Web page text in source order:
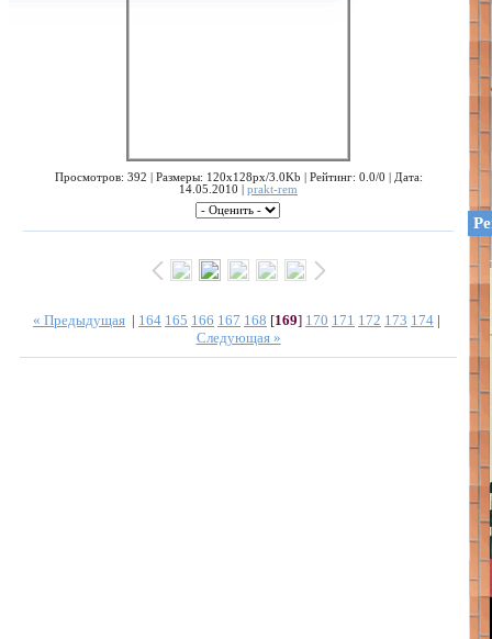
Просмотров: 392 | Размеры: 120x128px/3.0Kb | Рейтинг: 0.0/0 | Дата:
14.05.2010 | prakt-rem
« Предыдущая | 164 165 166 167 168 [169] 170 171 172 173 174 |
Следующая »